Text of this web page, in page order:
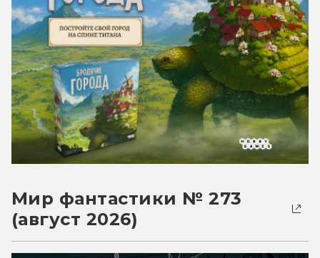
Мир фантастики № 273
(август 2026)